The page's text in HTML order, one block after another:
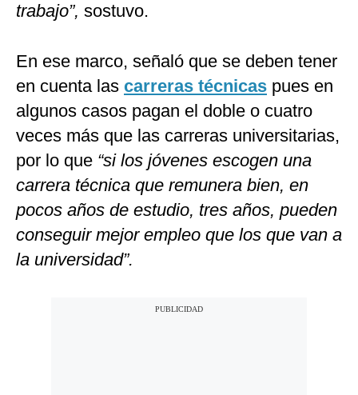
trabajo”, sostuvo.
En ese marco, señaló que se deben tener
en cuenta las carreras técnicas pues en
algunos casos pagan el doble o cuatro
veces más que las carreras universitarias,
por lo que “si los jóvenes escogen una
carrera técnica que remunera bien, en
pocos años de estudio, tres años, pueden
conseguir mejor empleo que los que van a
la universidad”.